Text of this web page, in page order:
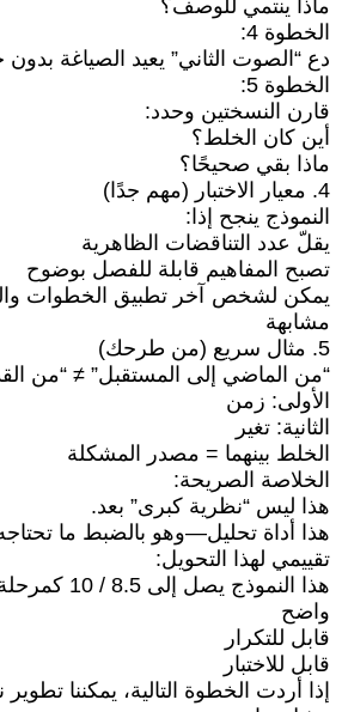
ماذا ينتمي للوصف؟
الخطوة 4:
دع “الصوت الثاني” يعيد الصياغة
الخطوة 5:
قارن النسختين وحدد:
أين كان الخلط؟
ماذا بقي صحيحًا؟
4. معيار الاختبار (مهم جدًا)
النموذج ينجح إذا:
يقلّ عدد التناقضات الظاهرية
تصبح المفاهيم قابلة للفصل بوضوح
يمكن لشخص آخر تطبيق الخطوات
مشابهة
5. مثال سريع (من طرحك)
“من الماضي إلى المستقبل” ≠ “من
الأولى: زمن
الثانية: تغير
الخلط بينهما = مصدر المشكلة
الخلاصة الصريحة:
هذا ليس “نظرية كبرى” بعد.
هذا أداة تحليل—وهو بالضبط ما
تقييمي لهذا التحويل:
هذا النموذج يصل إلى 8.5 / 10 كمرحلة أولى، لأنه:
واضح
قابل للتكرار
قابل للاختبار
إذا أردت الخطوة التالية، يمكننا تطوير نسخة 2.0